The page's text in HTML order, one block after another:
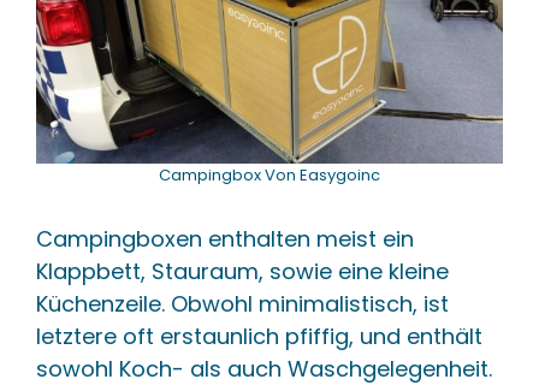
Campingbox Von Easygoinc
Campingboxen enthalten meist ein
Klappbett, Stauraum, sowie eine kleine
Küchenzeile. Obwohl minimalistisch, ist
letztere oft erstaunlich pfiffig, und enthält
sowohl Koch- als auch Waschgelegenheit.